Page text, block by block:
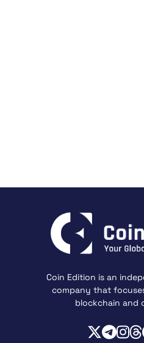
Coin Edition is an
company that
blockchain and